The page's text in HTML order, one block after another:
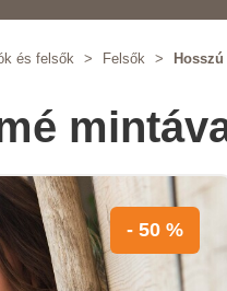
és felsők > Felsők >
- 50 %